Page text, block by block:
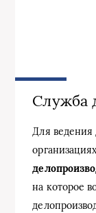
Служба
Для ведения
на которое